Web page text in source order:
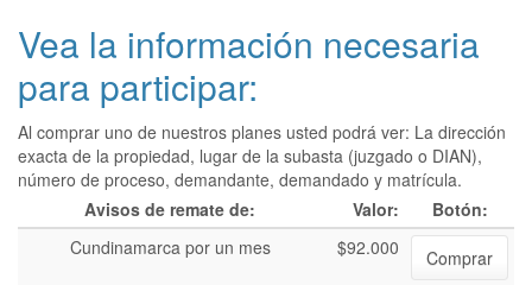
Vea la información necesaria
para participar:
Al comprar uno de nuestros planes usted podrá ver: La dirección
exacta de la propiedad, lugar de la subasta (juzgado o DIAN),
número de proceso, demandante, demandado y matrícula.
Avisos de remate de:
Valor:
Botón:
Cundinamarca por un mes
$92.000
Comprar